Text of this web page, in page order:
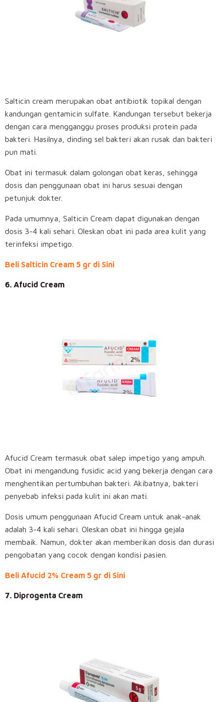
Salticin cream merupakan obat antibiotik topikal dengan
kandungan gentamicin sulfate. Kandungan tersebut bekerja
dengan cara mengganggu proses produksi protein pada
bakteri. Hasilnya, dinding sel bakteri akan rusak dan bakteri
pun mati.
Obat ini termasuk dalam golongan obat keras, sehingga
dosis dan penggunaan obat ini harus sesuai dengan
petunjuk dokter.
Pada umumnya, Salticin Cream dapat digunakan dengan
dosis 3-4 kali sehari. Oleskan obat ini pada area kulit yang
terinfeksi impetigo.
Beli Salticin Cream 5 gr di Sini
6. Afucid Cream
Afucid Cream termasuk obat salep impetigo yang ampuh.
Obat ini mengandung fusidic acid yang bekerja dengan cara
menghentikan pertumbuhan bakteri. Akibatnya, bakteri
penyebab infeksi pada kulit ini akan mati.
Dosis umum penggunaan Afucid Cream untuk anak-anak
adalah 3-4 kali sehari. Oleskan obat ini hingga gejala
membaik. Namun, dokter akan memberikan dosis dan durasi
pengobatan yang cocok dengan kondisi pasien.
Beli Afucid 2% Cream 5 gr di Sini
7. Diprogenta Cream